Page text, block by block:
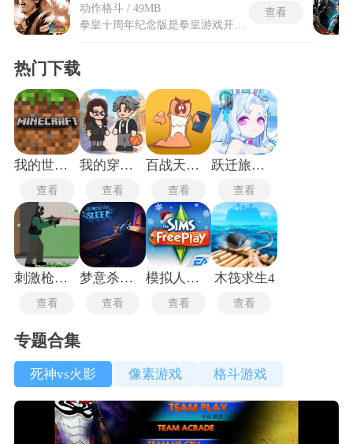
动作格斗 / 49MB
拳皇十周年纪念版是拳皇游戏开发商为庆贺系列历程而推出的合集性质作品，把原作中需要精确摇杆指令才能触发的高阶连段大幅松绑，许多角色的MAX超必杀技输入门槛被压低至方向键配合单个攻击键即可完成，冰女库拉的戴安娜冲刺甚至可用单键重复连按实现无限压制循环，大蛇七枷社的抓取技判定框也被放大到接近半个屏幕的夸张范围。拳皇十周年纪念版免费的角色池横跨拳皇94至拳皇2003共十部正传作品，包括草薙京与八神庵的多种变体形态、音巢篇的改造人军团以及大蛇篇的八杰集成员，常规选人界面之外还藏有通过金手指组合键才能调出的隐藏调试角色槽位。这一版本同时收录了街机模式、生存挑战模式与简易对战模式三种框架，部分整合包还额外搭载了八神模式，该模式下八神庵的移动速度与攻击判定被二次强化，单角色即可完成一穿三的清场操作。
查看
热门下载
我的世界1.16版本
查看
我的穿越人生
查看
百战天虫安卓版
查看
跃迁旅人单机版
查看
刺激枪战先锋
查看
梦意杀机增强版
查看
模拟人生4中文版
查看
木筏求生4
查看
专题合集
死神vs火影 像素游戏 格斗游戏